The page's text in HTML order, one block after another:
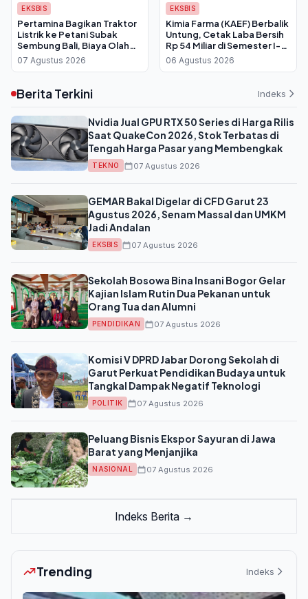
EKSBIS
Pertamina Bagikan Traktor
Listrik ke Petani Subak
Sembung Bali, Biaya Olah
Lahan Dipangkas Drastis
07 Agustus 2026
EKSBIS
Kimia Farma (KAEF) Berbalik
Untung, Cetak Laba Bersih
Rp 54 Miliar di Semester I-
2026
06 Agustus 2026
Berita Terkini Indeks
Nvidia Jual GPU RTX 50 Series di Harga Rilis
Saat QuakeCon 2026, Stok Terbatas di
Tengah Harga Pasar yang Membengkak
TEKNO 07 Agustus 2026
GEMAR Bakal Digelar di CFD Garut 23
Agustus 2026, Senam Massal dan UMKM
Jadi Andalan
EKSBIS 07 Agustus 2026
Sekolah Bosowa Bina Insani Bogor Gelar
Kajian Islam Rutin Dua Pekanan untuk
Orang Tua dan Alumni
PENDIDIKAN 07 Agustus 2026
Komisi V DPRD Jabar Dorong Sekolah di
Garut Perkuat Pendidikan Budaya untuk
Tangkal Dampak Negatif Teknologi
POLITIK 07 Agustus 2026
Peluang Bisnis Ekspor Sayuran di Jawa
Barat yang Menjanjika
NASIONAL 07 Agustus 2026
Indeks Berita →
Trending Indeks